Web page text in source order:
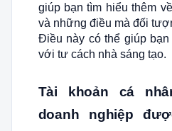
giúp bạn tìm hiểu thêm
và những điều mà đối
Điều này có thể giúp
với tư cách nhà sáng tạo.
Tài khoản cá
doanh nghiệp